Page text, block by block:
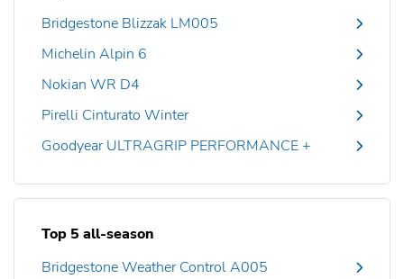
Bridgestone Blizzak LM005
Michelin Alpin 6
Nokian WR D4
Pirelli Cinturato Winter
Goodyear ULTRAGRIP PERFORMANCE +
Top 5 all-season
Bridgestone Weather Control A005